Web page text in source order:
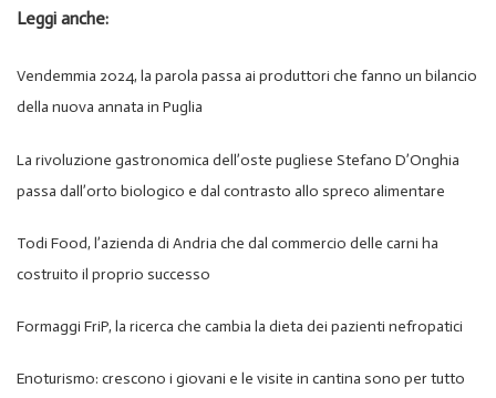
Leggi anche:
Vendemmia 2024, la parola passa ai produttori che fanno un bilancio
della nuova annata in Puglia
La rivoluzione gastronomica dell’oste pugliese Stefano D’Onghia
passa dall’orto biologico e dal contrasto allo spreco alimentare
Todi Food, l’azienda di Andria che dal commercio delle carni ha
costruito il proprio successo
Formaggi FriP, la ricerca che cambia la dieta dei pazienti nefropatici
Enoturismo: crescono i giovani e le visite in cantina sono per tutto